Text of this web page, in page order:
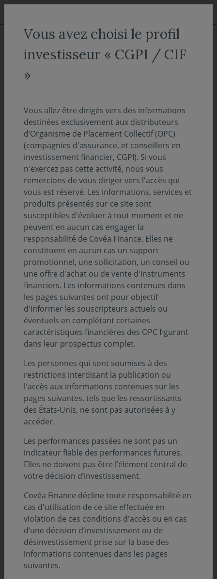
Aller au menu
Aller au contenu
ACCUEIL Nos fonds
Covéa Actions Japon C
ISIN :FR0000289431
Valeur liquidative au 06/08/2026 : 49.90€
Sélectionnez une part
ACCÈS DIRECT
Description
Infos clés
Profil de risque (SRI) :
Niveau
1 Niveau
2 Niveau
3 Niveau
4 Niveau
5 Niveau
Durée de placement minimum conseillée :
Zone d’investissement :
Asie
Devise :
EURO
Classification SFDR :
Art. 8
Position-recommandation AMF :
Catégorie 2 AMF
Orientation de gestion
L’OPCVM est de classification « Actions Internationales
». Il a pour objectif de rechercher à long terme une
Vous avez choisi le profil
investisseur « CGPI / CIF
»
Vous allez être dirigés vers des informations
destinées exclusivement aux distributeurs
d’Organisme de Placement Collectif (OPC)
(compagnies d'assurance, et conseillers en
investissement financier, CGPI). Si vous
n'exercez pas cette activité, nous vous
remercions de vous diriger vers l'accès qui
vous est réservé. Les informations, services et
produits présentés sur ce site sont
susceptibles d'évoluer à tout moment et ne
peuvent en aucun cas engager la
responsabilité de Covéa Finance. Elles ne
constituent en aucun cas un support
promotionnel, une sollicitation, un conseil ou
une offre d'achat ou de vente d'instruments
financiers. Les informations contenues dans
les pages suivantes ont pour objectif
d'informer les souscripteurs actuels ou
éventuels en complétant certaines
caractéristiques financières des OPC figurant
dans leur prospectus complet.
Les personnes qui sont soumises à des
restrictions interdisant la publication ou
l'accès aux informations contenues sur les
pages suivantes, tels que les ressortissants
des États-Unis, ne sont pas autorisées à y
accéder.
Les performances passées ne sont pas un
indicateur fiable des performances futures.
Elles ne doivent pas être l’élément central de
votre décision d’investissement.
Covéa Finance décline toute responsabilité en
cas d'utilisation de ce site effectuée en
violation de ces conditions d'accès ou en cas
d’une décision d’investissement ou de
désinvestissement prise sur la base des
informations contenues dans les pages
suivantes.